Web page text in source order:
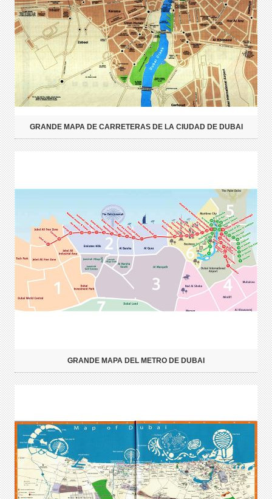
GRANDE MAPA DE CARRETERAS DE LA CIUDAD DE DUBAI
GRANDE MAPA DEL METRO DE DUBAI